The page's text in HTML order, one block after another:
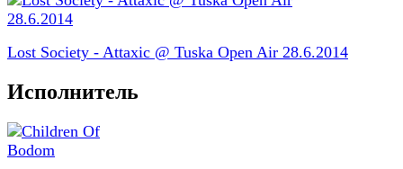
Lost Society - Attaxic @ Tuska Open Air 28.6.2014
Исполнитель